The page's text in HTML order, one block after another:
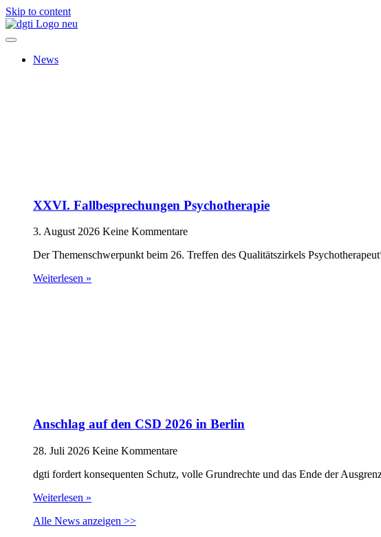
Skip to content
News
XXVI. Fallbesprechungen Psychotherapie
3. August 2026 Keine Kommentare
Der Themenschwerpunkt beim 26. Treffen des Qualitätszirkels
Weiterlesen »
Anschlag auf den CSD 2026 in Berlin
28. Juli 2026 Keine Kommentare
dgti fordert konsequenten Schutz, volle Grundrechte und das Ende der
Weiterlesen »
Alle News anzeigen >>